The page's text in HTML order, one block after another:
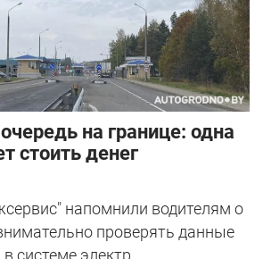
на границе: одна
стоить денег
напомнили водителям о
проверять данные
системе электр...